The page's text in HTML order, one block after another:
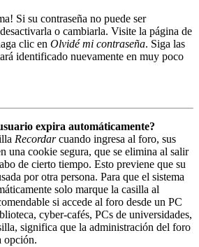
Si su contraseña no puede ser
o cambiarla. Visite la página de
clic en Olvidé mi contraseña. Siga las
identificado nuevamente en muy poco
expira automáticamente?
Recordarcuando ingresa al foro, sus
una cookie segura, que se elimina al salir
de cierto tiempo. Esto previene que su
por otra persona. Para que el sistema
solo marque la casilla al
si accede al foro desde un PC
cyber-cafés, PCs de universidades,
significa que la administración del foro
opción.